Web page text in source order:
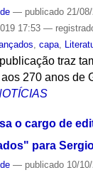
— publicado21/08/
17:53 —
capa,
traz
270 anos de
o cargo de
para
— publicado10/10/